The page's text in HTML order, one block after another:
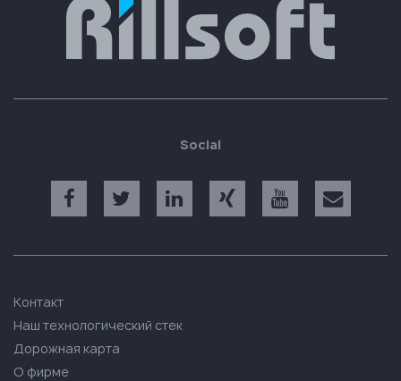
Social
Контакт
Наш технологический стек
Дорожная карта
О фирме